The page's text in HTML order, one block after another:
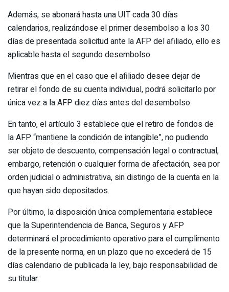
Además, se abonará hasta una UIT cada 30 días
calendarios, realizándose el primer desembolso a los 30
días de presentada solicitud ante la AFP del afiliado, ello es
aplicable hasta el segundo desembolso.
Mientras que en el caso que el afiliado desee dejar de
retirar el fondo de su cuenta individual, podrá solicitarlo por
única vez a la AFP diez días antes del desembolso.
En tanto, el artículo 3 establece que el retiro de fondos de
la AFP “mantiene la condición de intangible”, no pudiendo
ser objeto de descuento, compensación legal o contractual,
embargo, retención o cualquier forma de afectación, sea por
orden judicial o administrativa, sin distingo de la cuenta en la
que hayan sido depositados.
Por último, la disposición única complementaria establece
que la Superintendencia de Banca, Seguros y AFP
determinará el procedimiento operativo para el cumplimento
de la presente norma, en un plazo que no excederá de 15
días calendario de publicada la ley, bajo responsabilidad de
su titular.